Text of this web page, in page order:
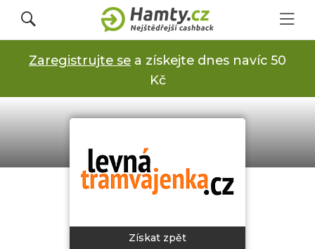
Přihlásit se
Registrovat
Obchody
Zaregistrujte se a získejte dnes navíc 50
Kč
Získat zpět